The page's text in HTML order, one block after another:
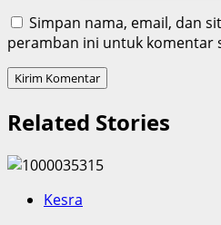
Simpan nama, email, dan
peramban ini untuk komentar
Related Stories
Kesra